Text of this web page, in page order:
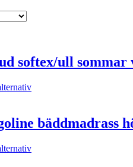
softex/ull
bäddmadrass